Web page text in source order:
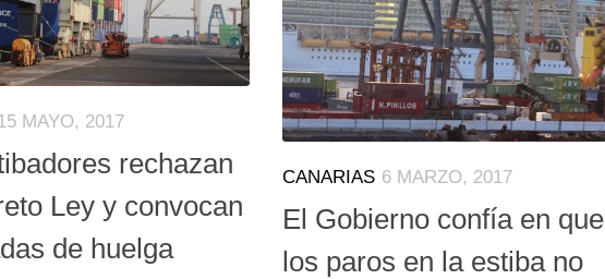
MAYO, 2017
rechazan
Ley y convocan
de huelga
CANARIAS 6 MARZO, 2017
El Gobierno confía en que
los paros en la estiba no